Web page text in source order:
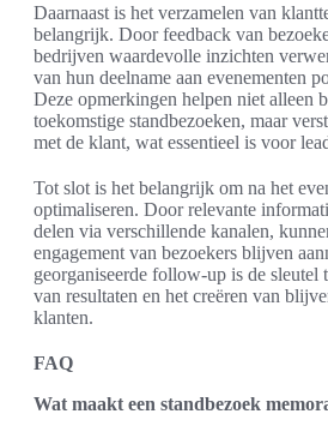
Daarnaast is het verzamelen van
belangrijk. Door feedback van
bedrijven waardevolle inzichten
van hun deelname aan evenementen
Deze opmerkingen helpen niet alleen
toekomstige standbezoeken, maar
met de klant, wat essentieel is voor
Tot slot is het belangrijk om na het
optimaliseren. Door relevante
delen via verschillende kanalen,
engagement van bezoekers blijven
georganiseerde follow-up is de sleutel
van resultaten en het creëren van
klanten.
FAQ
Wat maakt een standbezoek